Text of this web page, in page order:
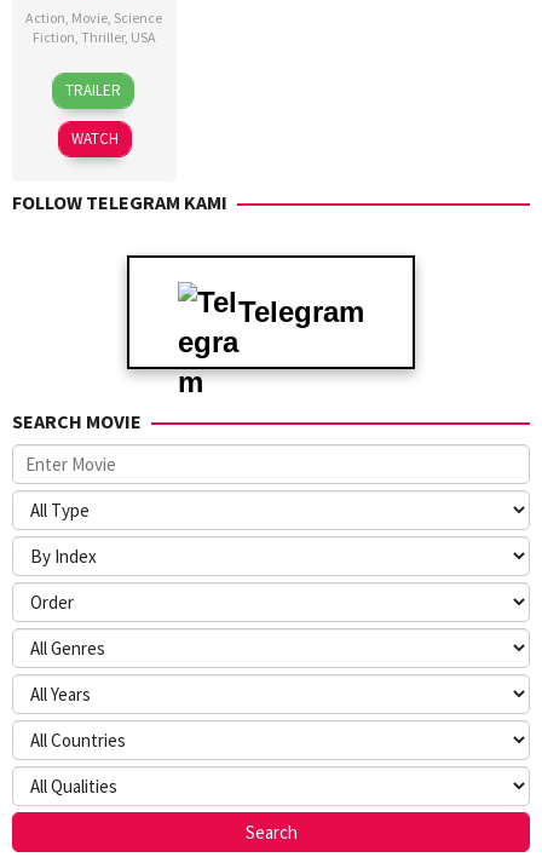
Action Movie Science
Fiction Thriller, USA
12
Feb
2025
Julius
Onah
TRAILER
WATCH
FOLLOW TELEGRAM KAMI
Telegram
SEARCH MOVIE